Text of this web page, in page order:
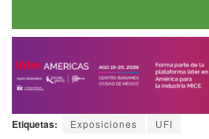
Etiquetas: Exposiciones UFI